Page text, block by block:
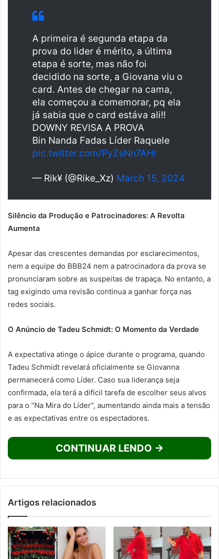
A primeira é segunda etapa da
prova do lider é mérito, a última
etapa é sorte, mas não foi
decidido na sorte, a Giovana viu o
card. Antes de chegar na cama,
ela começou a comemorar, pq ela
já sabia que o card estáva ali!!
DOWNY REVISA A PROVA
Bin Nanda Fadas Líder Raquele
pic.twitter.com/PyZsNn7AHr
— Rik¥ (@Rike_Xz) March 15, 2024
Silêncio da Produção e Patrocinadores: A Revolta
Aumenta
Apesar das crescentes demandas por esclarecimentos,
nem a equipe do BBB24 nem a patrocinadora da prova se
pronunciaram sobre as suspeitas de trapaça. No entanto, a
tag exigindo uma revisão continua a ganhar força nas
redes sociais.
O Anúncio de Tadeu Schmidt: O Momento da Verdade
A expectativa atinge o ápice durante o programa, quando
Tadeu Schmidt revelará oficialmente se Giovanna
permanecerá como Líder. Caso sua liderança seja
confirmada, ela terá a difícil tarefa de escolher seus alvos
para o “Na Mira do Líder”, aumentando ainda mais a tensão
e as expectativas entre os espectadores.
CONTINUAR LENDO →
Artigos relacionados